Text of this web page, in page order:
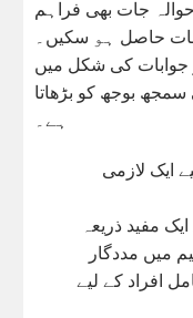
جات بھی فراہم
حاصل ہو سکیں۔
جوابات کی شکل میں
بوجھ کو بڑھاتا
ہے۔
ایک لازمی
مفید ذریعہ
میں مددگار
افراد کے لیے